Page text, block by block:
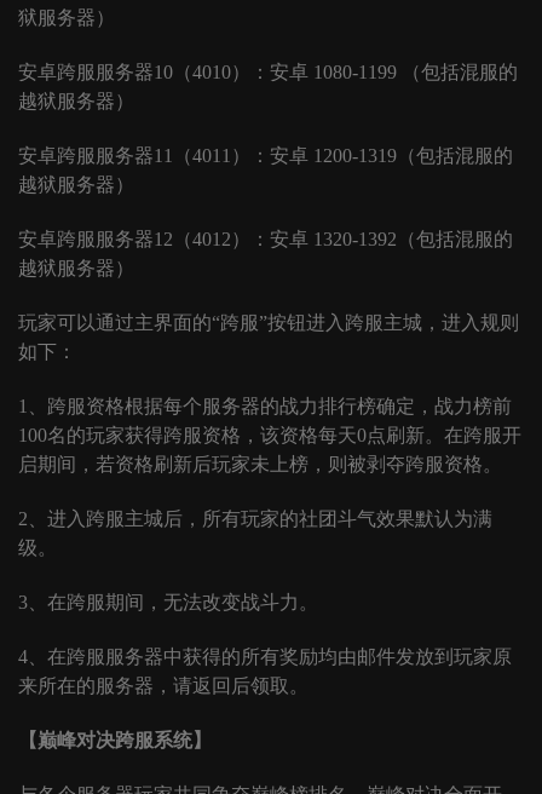
狱服务器）
安卓跨服服务器10（4010）：安卓 1080-1199 （包括混服的
越狱服务器）
安卓跨服服务器11（4011）：安卓 1200-1319（包括混服的
越狱服务器）
安卓跨服服务器12（4012）：安卓 1320-1392（包括混服的
越狱服务器）
玩家可以通过主界面的“跨服”按钮进入跨服主城，进入规则
如下：
1、跨服资格根据每个服务器的战力排行榜确定，战力榜前
100名的玩家获得跨服资格，该资格每天0点刷新。在跨服开
启期间，若资格刷新后玩家未上榜，则被剥夺跨服资格。
2、进入跨服主城后，所有玩家的社团斗气效果默认为满
级。
3、在跨服期间，无法改变战斗力。
4、在跨服服务器中获得的所有奖励均由邮件发放到玩家原
来所在的服务器，请返回后领取。
【巅峰对决跨服系统】